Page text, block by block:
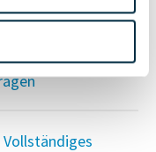
Vollständiges